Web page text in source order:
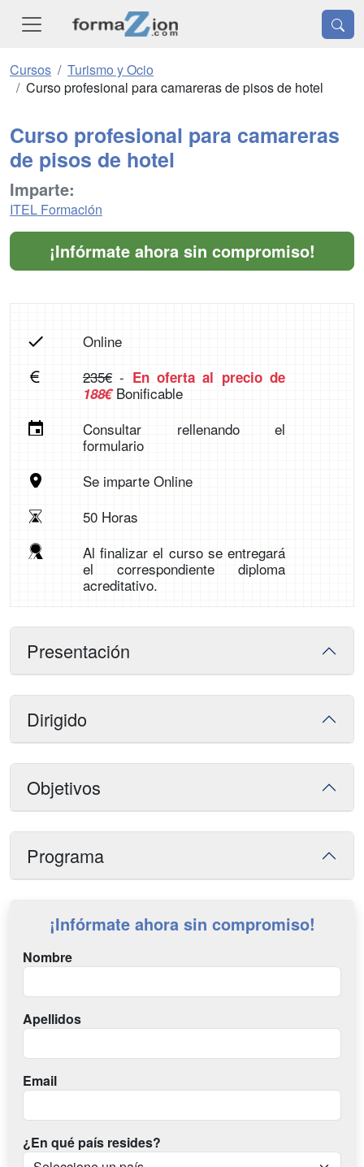
Cursos
Turismo y Ocio
Curso profesional para camareras de pisos de hotel
Curso profesional para camareras
de pisos de hotel
Imparte:
ITEL Formación
¡Infórmate ahora sin compromiso!
Online
235€- En oferta al precio de
188€Bonificable
Consultar rellenando el
formulario
Se imparte Online
50 Horas
Al finalizar el curso se entregará
el correspondiente diploma
acreditativo.
Presentación
Dirigido
Objetivos
Programa
¡Infórmate ahora sin compromiso!
Nombre
Apellidos
Email
¿En qué país resides?